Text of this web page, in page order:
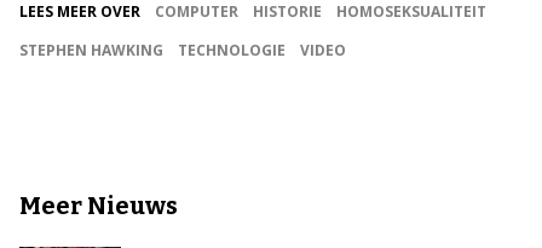
LEES MEER OVER COMPUTER HISTORIE
HOMOSEKSUALITEIT
STEPHEN HAWKING
TECHNOLOGIE VIDEO
Meer Nieuws